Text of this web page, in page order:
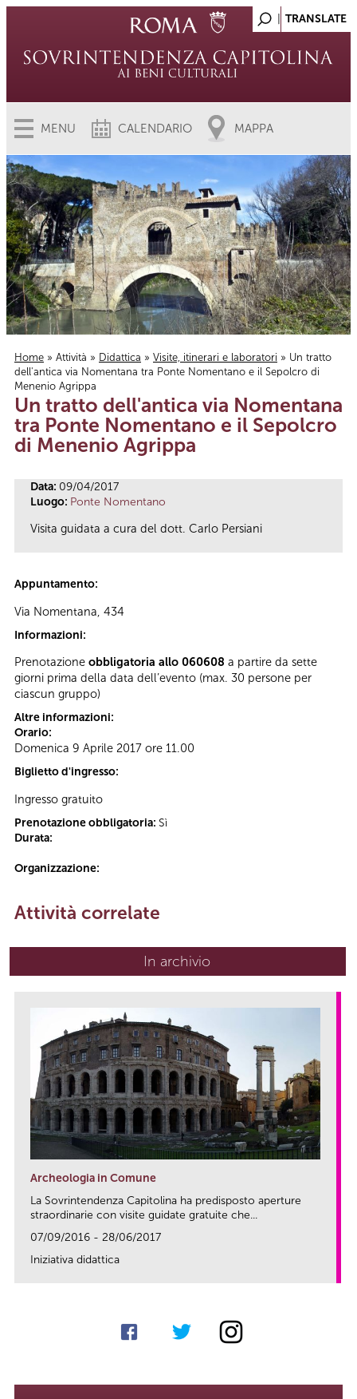
MENU CALENDARIO MAPPA
Tu sei qui
Home » Attività » Didattica » Visite, itinerari e laboratori » Un tratto
dell'antica via Nomentana tra Ponte Nomentano e il Sepolcro di
Menenio Agrippa
Un tratto dell'antica via Nomentana
tra Ponte Nomentano e il Sepolcro
di Menenio Agrippa
Data: 09/04/2017
Luogo: Ponte Nomentano
Visita guidata a cura del dott. Carlo Persiani
Appuntamento:
Via Nomentana, 434
Informazioni:
Prenotazione obbligatoria allo 060608 a partire da sette
giorni prima della data dell’evento (max. 30 persone per
ciascun gruppo)
Altre informazioni:
Orario:
Domenica 9 Aprile 2017 ore 11.00
Biglietto d'ingresso:
Ingresso gratuito
Prenotazione obbligatoria: Sì
Durata:
Organizzazione:
Attività correlate
In archivio
Archeologia in Comune
La Sovrintendenza Capitolina ha predisposto aperture
straordinarie con visite guidate gratuite che...
07/09/2016 - 28/06/2017
Iniziativa didattica